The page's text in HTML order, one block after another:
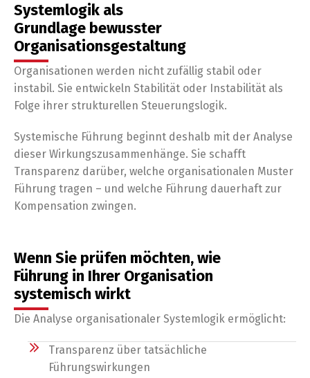
Systemlogik als
Grundlage bewusster
Organisationsgestaltung
Organisationen werden nicht zufällig stabil oder
instabil. Sie entwickeln Stabilität oder Instabilität als
Folge ihrer strukturellen Steuerungslogik.
Systemische Führung beginnt deshalb mit der Analyse
dieser Wirkungszusammenhänge. Sie schafft
Transparenz darüber, welche organisationalen Muster
Führung tragen – und welche Führung dauerhaft zur
Kompensation zwingen.
Wenn Sie prüfen möchten, wie
Führung in Ihrer Organisation
systemisch wirkt
Die Analyse organisationaler Systemlogik ermöglicht:
Transparenz über tatsächliche
Führungswirkungen